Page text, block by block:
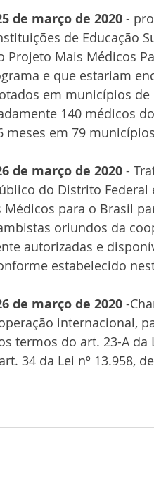
de março de 2020 -
de Educação
Projeto Mais Médicos
e que estariam
em municípios
140 médicos
meses em 79
de março de 2020 -
do Distrito Federal
Médicos para o Brasil
oriundos da
autorizadas e
estabelecido
de março de 2020 -
internacional,
termos do art. 23-A da
34 da Lei nº 13.958,